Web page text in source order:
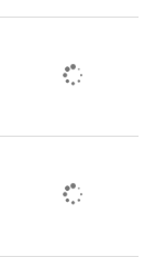
23个，新增
人工湿地8
，完成堤
万亩。6
稳定保持
利用成效显